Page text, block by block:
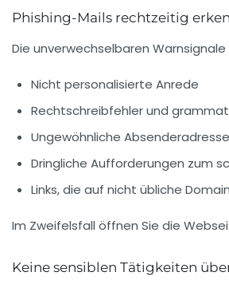
Phishing-Mails rechtzeitig
Die unverwechselbaren
Nicht personalisierte Anrede
Rechtschreibfehler und
Ungewöhnliche
Dringliche Aufforderungen zum
Links, die auf nicht übliche
Im Zweifelsfall öffnen Sie die
Keine sensiblen Tätigkeiten